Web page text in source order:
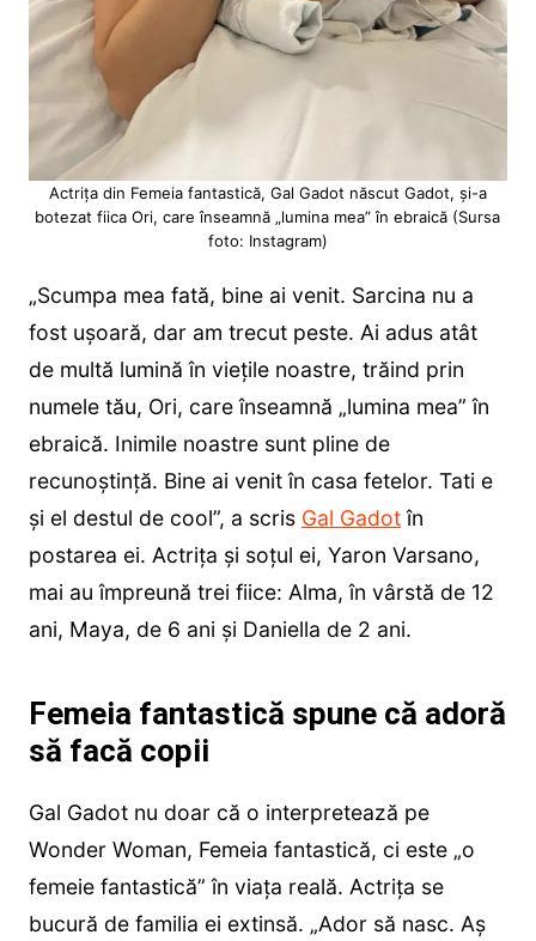
Actrița din Femeia fantastică, Gal Gadot născut Gadot, și-a
botezat fiica Ori, care înseamnă „lumina mea” în ebraică (Sursa
foto: Instagram)
„Scumpa mea fată, bine ai venit. Sarcina nu a
fost ușoară, dar am trecut peste. Ai adus atât
de multă lumină în viețile noastre, trăind prin
numele tău, Ori, care înseamnă „lumina mea” în
ebraică. Inimile noastre sunt pline de
recunoștință. Bine ai venit în casa fetelor. Tati e
și el destul de cool”, a scris Gal Gadotîn
postarea ei. Actrița și soțul ei, Yaron Varsano,
mai au împreună trei fiice: Alma, în vârstă de 12
ani, Maya, de 6 ani și Daniella de 2 ani.
Femeia fantastică spune că adoră
să facă copii
Gal Gadot nu doar că o interpretează pe
Wonder Woman, Femeia fantastică, ci este „o
femeie fantastică” în viața reală. Actrița se
bucură de familia ei extinsă. „Ador să nasc. Aș